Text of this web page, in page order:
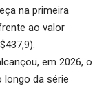
na primeira
ao valor
em 2026, o
longo da série